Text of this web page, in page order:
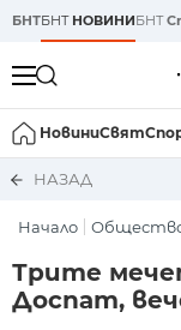
БНТБНТ НОВИНИБНТ
НовиниСвят
НАЗАД
Начало
Трите
Доспат,